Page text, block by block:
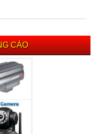
CÁO